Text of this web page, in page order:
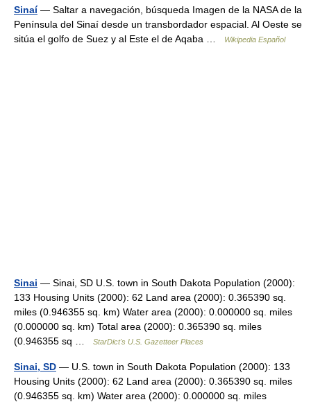
Sinaí— Saltar a navegación, búsqueda Imagen de la NASA de la
Península del Sinaí desde un transbordador espacial. Al Oeste se
sitúa el golfo de Suez y al Este el de Aqaba …
Wikipedia Español
Sinai — Sinai, SD U.S. town in South Dakota Population (2000):
133 Housing Units (2000): 62 Land area (2000): 0.365390 sq.
miles (0.946355 sq. km) Water area (2000): 0.000000 sq. miles
(0.000000 sq. km) Total area (2000): 0.365390 sq. miles
(0.946355 sq …
StarDict's U.S. Gazetteer Places
Sinai, SD — U.S. town in South Dakota Population (2000): 133
Housing Units (2000): 62 Land area (2000): 0.365390 sq. miles
(0.946355 sq. km) Water area (2000): 0.000000 sq. miles